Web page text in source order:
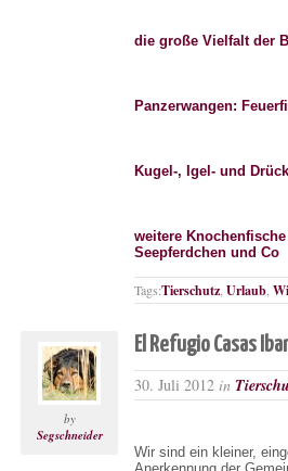
die große Vielfalt der
Panzerwangen:
Kugel-, Igel- und
weitere
Seepferdchen und Co
Tags:Tierschutz Urlaub
by
Segschneider
El Refugio Casas
30. Juli 2012 in
Wir sind ein kleiner,